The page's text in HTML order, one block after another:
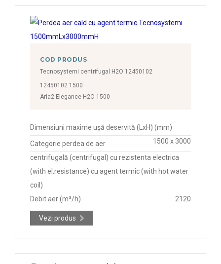
COD PRODUS
Tecnosystemi centrifugal H2O 12450102
12450102 1500
Aria2 Elegance H2O 1500
Dimensiuni maxime ușă deservită (LxH) (mm)
1500 x 3000
Categorie perdea de aer
centrifugală (centrifugal) cu rezistenta electrica
(with el.resistance) cu agent termic (with hot water
coil)
Debit aer (m³/h)
2120
Vezi produs